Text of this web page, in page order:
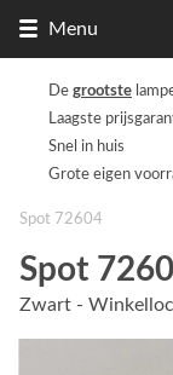
Menu
De grootste
Laagste
Snel in huis
Grote eigen
Spot 72604
Spot
Zwart -